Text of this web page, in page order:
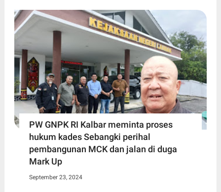
PW GNPK RI Kalbar meminta proses
hukum kades Sebangki perihal
pembangunan MCK dan jalan di duga
Mark Up
September 23, 2024